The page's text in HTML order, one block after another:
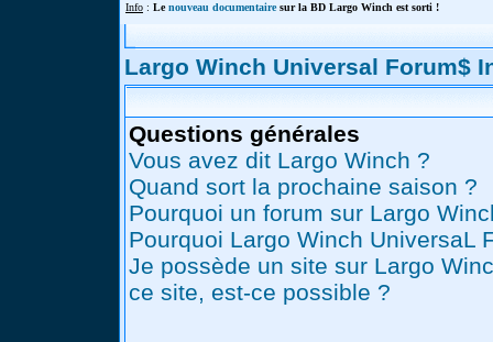
Info : Lenouveau documentairesur la BD Largo Winch est sorti !
Largo Winch Universal Forum$
Questions générales
Vous avez dit Largo Winch ?
Quand sort la prochaine saison ?
Pourquoi un forum sur Largo
Pourquoi Largo Winch UniversaL
Je possède un site sur Largo
ce site, est-ce possible ?